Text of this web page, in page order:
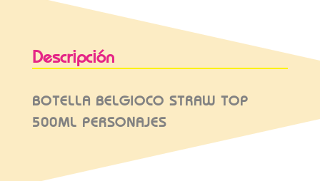
Descripción
BOTELLA BELGIOCO STRAW TOP
500ML PERSONAJES